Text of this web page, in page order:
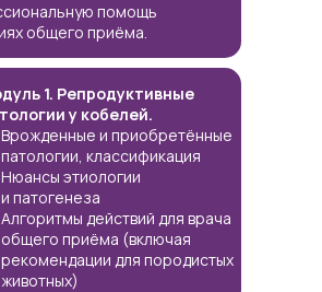
1. Репродуктивные
у кобелей.
Врожденные и приобретённые
патологии, классификация
Нюансы этиологии
и патогенеза
Алгоритмы действий для врача
общего приёма (включая
рекомендации для породистых
животных)
помощь
общего приёма.